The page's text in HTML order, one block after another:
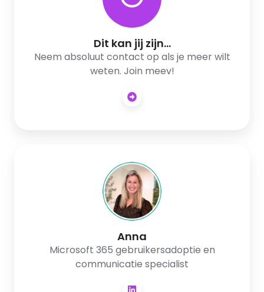
Dit kan jij zijn...
Neem absoluut contact op als je meer wilt
weten. Join meev!
Anna
Microsoft 365 gebruikersadoptie en
communicatie specialist